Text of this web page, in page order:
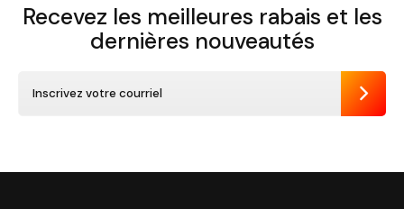
Recevez les meilleures rabais et les
dernières nouveautés